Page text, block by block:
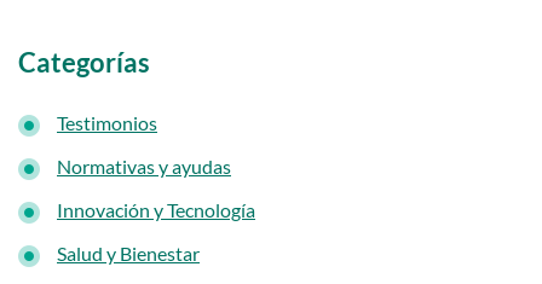
Categorías
Testimonios
Normativas y ayudas
Innovación y Tecnología
Salud y Bienestar